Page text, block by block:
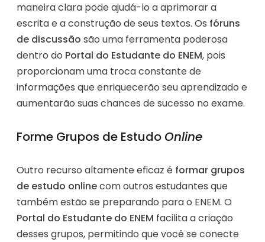
maneira clara pode ajudá-lo a aprimorar a
escrita e a construção de seus textos. Os fóruns
de discussão são uma ferramenta poderosa
dentro do Portal do Estudante do ENEM, pois
proporcionam uma troca constante de
informações que enriquecerão seu aprendizado e
aumentarão suas chances de sucesso no exame.
Forme Grupos de Estudo Online
Outro recurso altamente eficaz é formar grupos
de estudo onlinecom outros estudantes que
também estão se preparando para o ENEM. O
Portal do Estudante do ENEM facilita a criação
desses grupos, permitindo que você se conecte